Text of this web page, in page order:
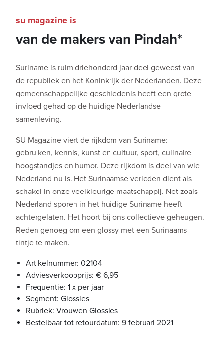
van de makers van Pindah*
su magazine is
Suriname is ruim driehonderd jaar deel geweest van
de republiek en het Koninkrijk der Nederlanden. Deze
gemeenschappelijke geschiedenis heeft een grote
invloed gehad op de huidige Nederlandse
samenleving.
SU Magazine viert de rijkdom van Suriname:
gebruiken, kennis, kunst en cultuur, sport, culinaire
hoogstandjes en humor. Deze rijkdom is deel van wie
Nederland nu is. Het Surinaamse verleden dient als
schakel in onze veelkleurige maatschappij. Net zoals
Nederland sporen in het huidige Suriname heeft
achtergelaten. Het hoort bij ons collectieve geheugen.
Reden genoeg om een glossy met een Surinaams
tintje te maken.
Artikelnummer: 02104
Adviesverkoopprijs: € 6,95
Frequentie: 1 x per jaar
Segment: Glossies
Rubriek: Vrouwen Glossies
Bestelbaar tot retourdatum: 9 februari 2021